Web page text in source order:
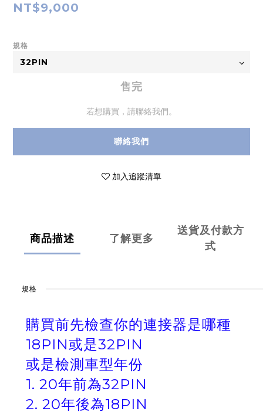
NT$9,000
規格
售完
若想購買，請聯絡我們。
聯絡我們
加入追蹤清單
商品描述 了解更多
送貨及付款方
式
規格
購買前先檢查你的連接器是哪種
18PIN或是32PIN
或是檢測車型年份
1. 20年前為32PIN
2. 20年後為18PIN